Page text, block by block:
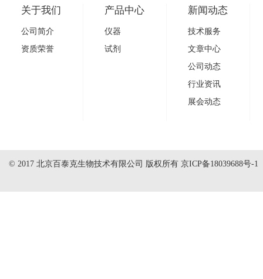
关于我们
公司简介
资质荣誉
产品中心
仪器
试剂
新闻动态
技术服务
文章中心
公司动态
行业资讯
展会动态
© 2017 北京百泰克生物技术有限公司 版权所有 京ICP备18039688号-1